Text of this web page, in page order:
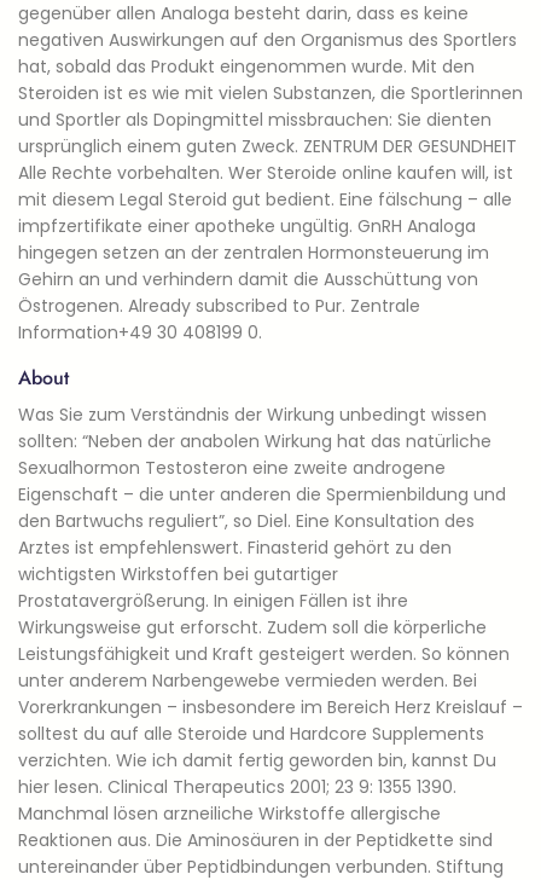
gegenüber allen Analoga besteht darin, dass es keine
negativen Auswirkungen auf den Organismus des Sportlers
hat, sobald das Produkt eingenommen wurde. Mit den
Steroiden ist es wie mit vielen Substanzen, die Sportlerinnen
und Sportler als Dopingmittel missbrauchen: Sie dienten
ursprünglich einem guten Zweck. ZENTRUM DER GESUNDHEIT
Alle Rechte vorbehalten. Wer Steroide online kaufen will, ist
mit diesem Legal Steroid gut bedient. Eine fälschung – alle
impfzertifikate einer apotheke ungültig. GnRH Analoga
hingegen setzen an der zentralen Hormonsteuerung im
Gehirn an und verhindern damit die Ausschüttung von
Östrogenen. Already subscribed to Pur. Zentrale
Information+49 30 408199 0.
About
Was Sie zum Verständnis der Wirkung unbedingt wissen
sollten: “Neben der anabolen Wirkung hat das natürliche
Sexualhormon Testosteron eine zweite androgene
Eigenschaft – die unter anderen die Spermienbildung und
den Bartwuchs reguliert”, so Diel. Eine Konsultation des
Arztes ist empfehlenswert. Finasterid gehört zu den
wichtigsten Wirkstoffen bei gutartiger
Prostatavergrößerung. In einigen Fällen ist ihre
Wirkungsweise gut erforscht. Zudem soll die körperliche
Leistungsfähigkeit und Kraft gesteigert werden. So können
unter anderem Narbengewebe vermieden werden. Bei
Vorerkrankungen – insbesondere im Bereich Herz Kreislauf –
solltest du auf alle Steroide und Hardcore Supplements
verzichten. Wie ich damit fer­tig gewor­den bin, kannst Du
hier lesen. Clinical Therapeutics 2001; 23 9: 1355 1390.
Manchmal lösen arzneiliche Wirkstoffe allergische
Reaktionen aus. Die Aminosäuren in der Peptidkette sind
untereinander über Peptidbindungen verbunden. Stiftung